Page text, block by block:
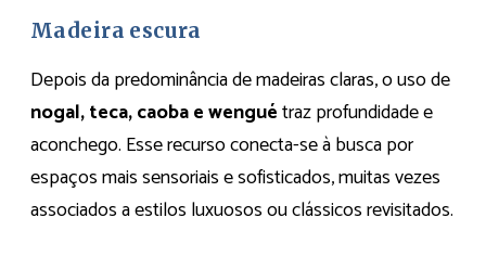
Madeira escura
Depois da predominância de madeiras claras, o uso de
nogal, teca, caoba e wenguétraz profundidade e
aconchego. Esse recurso conecta-se à busca por
espaços mais sensoriais e sofisticados, muitas vezes
associados a estilos luxuosos ou clássicos revisitados.